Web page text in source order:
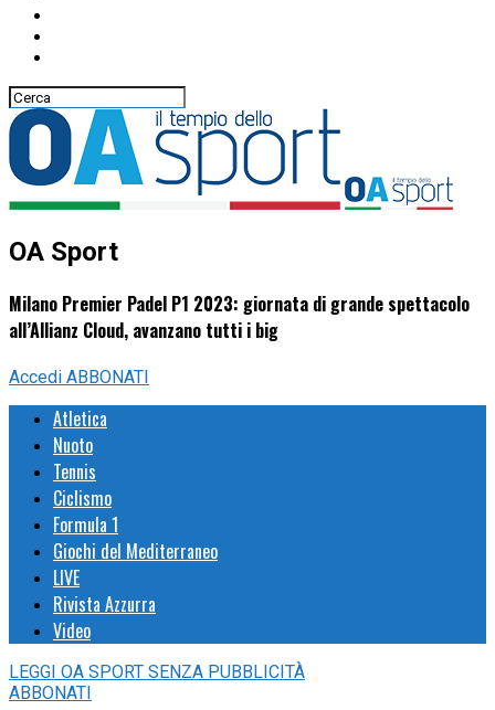
OA Sport
Milano Premier Padel P1 2023: giornata di grande spettacolo
all’Allianz Cloud, avanzano tutti i big
Accedi ABBONATI
Atletica
Nuoto
Tennis
Ciclismo
Formula 1
Giochi del Mediterraneo
LIVE
Rivista Azzurra
Video
LEGGI OA SPORT SENZA PUBBLICITÀ
ABBONATI